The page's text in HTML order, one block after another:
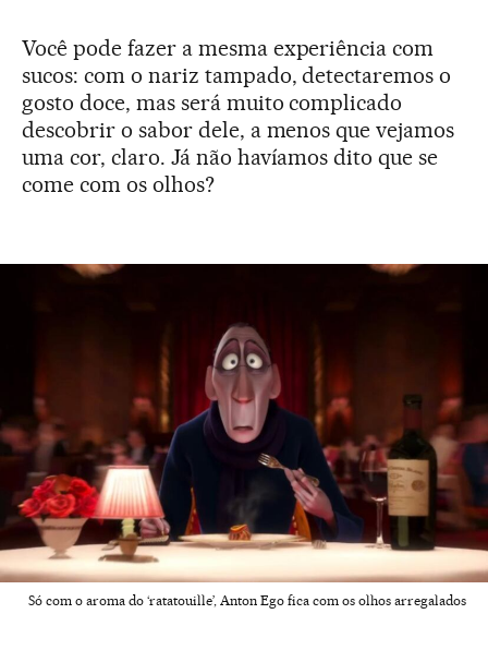
Você pode fazer a mesma experiência com
sucos: com o nariz tampado, detectaremos o
gosto doce, mas será muito complicado
descobrir o sabor dele, a menos que vejamos
uma cor, claro. Já não havíamos dito que se
come com os olhos?
Só com o aroma do ‘ratatouille’, Anton Ego fica com os olhos arregalados